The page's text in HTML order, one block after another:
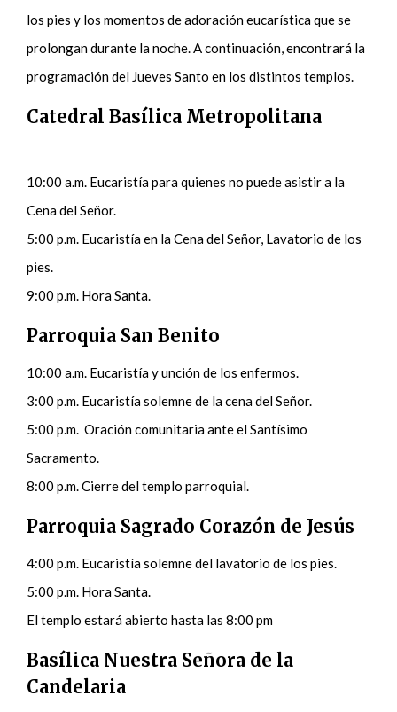
los pies y los momentos de adoración eucarística que se
prolongan durante la noche. A continuación, encontrará la
programación del Jueves Santo en los distintos templos.
Catedral Basílica Metropolitana
10:00 a.m. Eucaristía para quienes no puede asistir a la
Cena del Señor.
5:00 p.m. Eucaristía en la Cena del Señor, Lavatorio de los
pies.
9:00 p.m. Hora Santa.
Parroquia San Benito
10:00 a.m. Eucaristía y unción de los enfermos.
3:00 p.m. Eucaristía solemne de la cena del Señor.
5:00 p.m. Oración comunitaria ante el Santísimo
Sacramento.
8:00 p.m. Cierre del templo parroquial.
Parroquia Sagrado Corazón de Jesús
4:00 p.m. Eucaristía solemne del lavatorio de los pies.
5:00 p.m. Hora Santa.
El templo estará abierto hasta las 8:00 pm
Basílica Nuestra Señora de la
Candelaria